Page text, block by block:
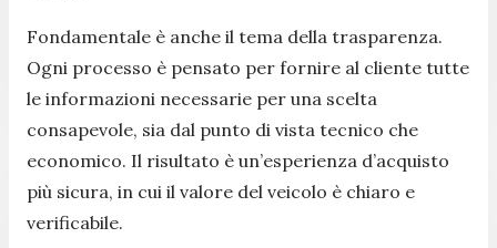
Fondamentale è anche il tema della trasparenza.
Ogni processo è pensato per fornire al cliente tutte
le informazioni necessarie per una scelta
consapevole, sia dal punto di vista tecnico che
economico. Il risultato è un’esperienza d’acquisto
più sicura, in cui il valore del veicolo è chiaro e
verificabile.